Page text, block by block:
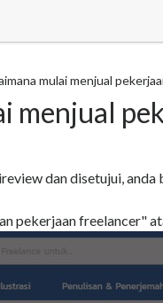
mulai menjual
menjual
dan disetujui,
pekerjaan freelancer"